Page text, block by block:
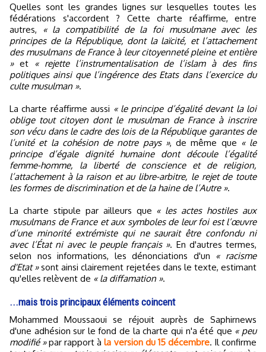
Quelles sont les grandes lignes sur lesquelles toutes les
fédérations s'accordent ? Cette charte réaffirme, entre
autres,
« la compatibilité de la foi musulmane avec les
principes de la République, dont la laïcité, et l’attachement
des musulmans de France à leur citoyenneté pleine et entière
»et
« rejette l’instrumentalisation de l’islam à des fins
politiques ainsi que l’ingérence des Etats dans l’exercice du
culte musulman ».
La charte réaffirme aussi « le principe d’égalité devant la loi
oblige tout citoyen dont le musulman de France à inscrire
son vécu dans le cadre des lois de la République garantes de
l’unité et la cohésion de notre pays », de même que « le
principe d’égale dignité humaine dont découle l’égalité
femme-homme, la liberté de conscience et de religion,
l’attachement à la raison et au libre-arbitre, le rejet de toute
les formes de discrimination et de la haine de l’Autre ».
La charte stipule par ailleurs que « les actes hostiles aux
musulmans de France et aux symboles de leur foi est l’œuvre
d’une minorité extrémiste qui ne saurait être confondu ni
avec l’État ni avec le peuple français ». En d'autres termes,
selon nos informations, les dénonciations d'un « racisme
d'Etat »sont ainsi clairement rejetées dans le texte, estimant
qu'elles relèvent de « la diffamation ».
...mais trois principaux éléments coincent
Mohammed Moussaoui se réjouit auprès de Saphirnews
d'une adhésion sur le fond de la charte qui n'a été que « peu
modifié »par rapport àla version du 15 décembre. Il confirme